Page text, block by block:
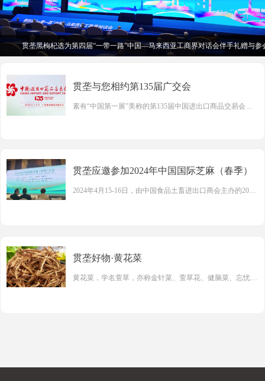
贯垄黑枸杞选为第四届“一带一路”中国—马来西亚工商界对话会伴手礼赠与参会宾
贯垄与您相约第135届广交会
素有“中国第一展”美称的第135届中国进出口商品交易会
贯垄应邀参加2024年中国国际芝麻（春季）
大会
2024年4月15-16日，由中国食品土畜进出口商会主办的2024
贯垄好物·黄花菜
黄花菜，学名萱草，亦称金针菜、萱草花、健脑菜、忘忧